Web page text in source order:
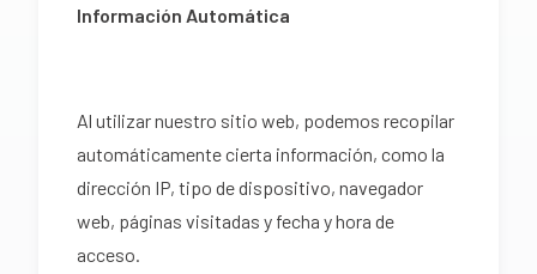
Información Automática
Al utilizar nuestro sitio web, podemos recopilar
automáticamente cierta información, como la
dirección IP, tipo de dispositivo, navegador
web, páginas visitadas y fecha y hora de
acceso.